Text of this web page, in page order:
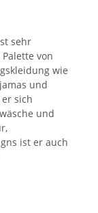
sehr
von
wie
und
sich
und
ist er auch